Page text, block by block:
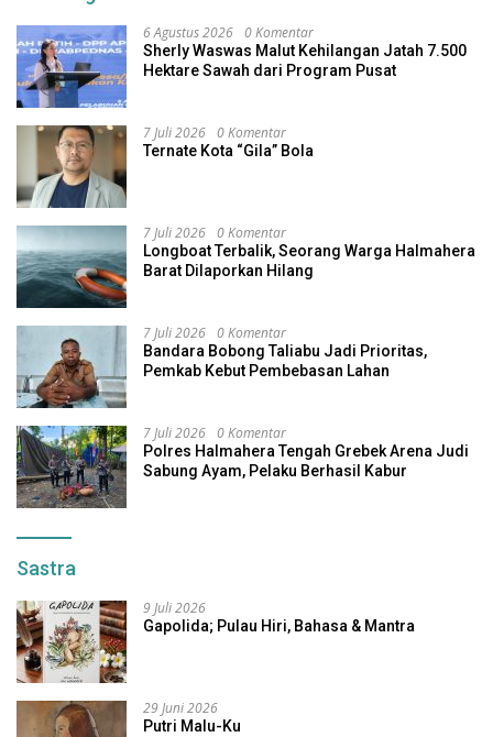
6 Agustus 2026 0 Komentar
Sherly Waswas Malut Kehilangan Jatah 7.500
Hektare Sawah dari Program Pusat
7 Juli 2026 0 Komentar
Ternate Kota “Gila” Bola
7 Juli 2026 0 Komentar
Longboat Terbalik, Seorang Warga Halmahera
Barat Dilaporkan Hilang
7 Juli 2026 0 Komentar
Bandara Bobong Taliabu Jadi Prioritas,
Pemkab Kebut Pembebasan Lahan
7 Juli 2026 0 Komentar
Polres Halmahera Tengah Grebek Arena Judi
Sabung Ayam, Pelaku Berhasil Kabur
Sastra
9 Juli 2026
Gapolida; Pulau Hiri, Bahasa & Mantra
29 Juni 2026
Putri Malu-Ku